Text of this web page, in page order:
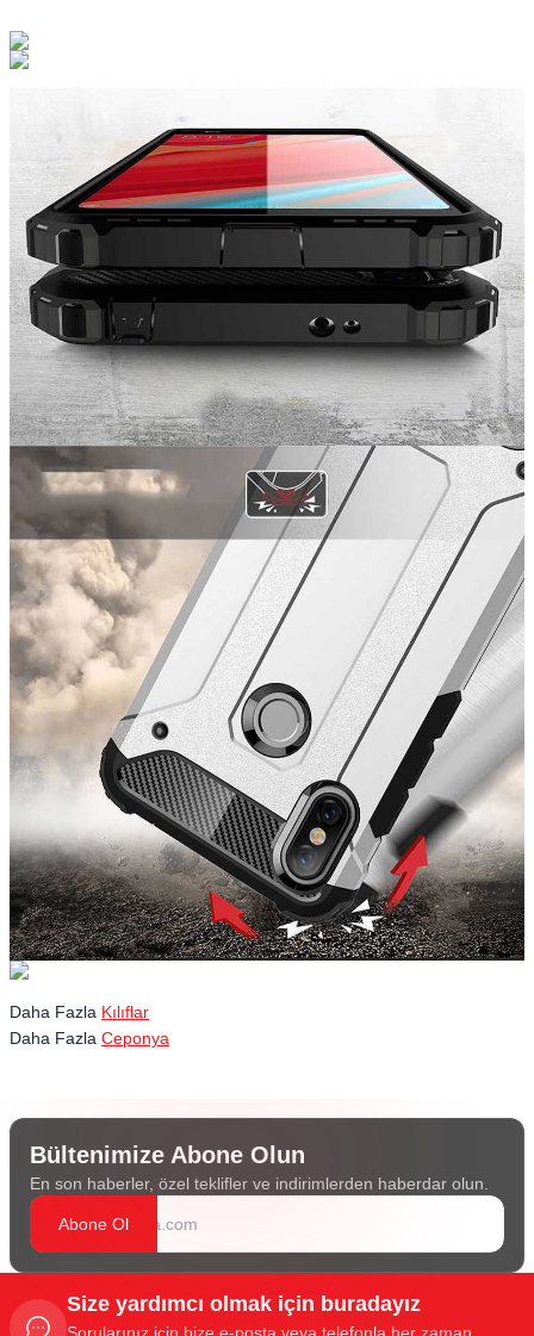
Daha Fazla Kılıflar
Daha Fazla Ceponya
Bültenimize Abone Olun
En son haberler, özel teklifler ve indirimlerden haberdar olun.
Abone Ol
Size yardımcı olmak için buradayız
Sorularınız için bize e-posta veya telefonla her zaman